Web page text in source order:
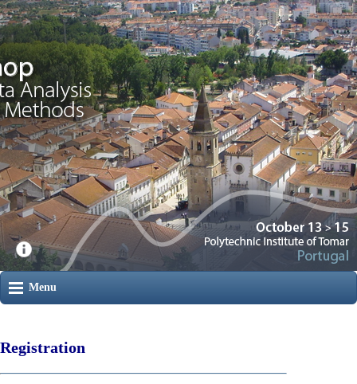
Menu
Registration